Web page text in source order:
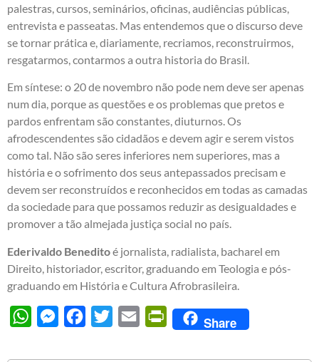
palestras, cursos, seminários, oficinas, audiências públicas,
entrevista e passeatas. Mas entendemos que o discurso deve
se tornar prática e, diariamente, recriamos, reconstruirmos,
resgatarmos, contarmos a outra historia do Brasil.
Em síntese: o 20 de novembro não pode nem deve ser apenas
num dia, porque as questões e os problemas que pretos e
pardos enfrentam são constantes, diuturnos. Os
afrodescendentes são cidadãos e devem agir e serem vistos
como tal. Não são seres inferiores nem superiores, mas a
história e o sofrimento dos seus antepassados precisam e
devem ser reconstruídos e reconhecidos em todas as camadas
da sociedade para que possamos reduzir as desigualdades e
promover a tão almejada justiça social no país.
Ederivaldo Beneditoé jornalista, radialista, bacharel em
Direito, historiador, escritor, graduando em Teologia e pós-
graduando em História e Cultura Afrobrasileira.
WhatsAppMessengerFacebook
Twitter Email PrintFriendly
Share